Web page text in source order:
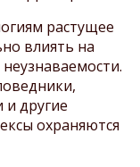
растущее
влиять на
другие
охраняются